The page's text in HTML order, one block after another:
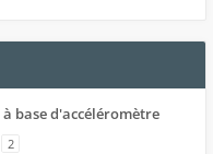
base d'accéléromètre
2